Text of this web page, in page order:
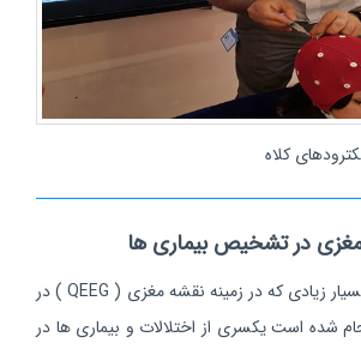
کلاه
مغزی در تشخیص بیماری ها
با توجه به تحقیقات بسیار زیادی که در زمینه نقشه مغزی ( QEEG ) در
شده است یکسری از اختلالات و بیماری ها در